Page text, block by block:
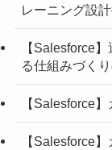
レーニング設
【Salesforce
る仕組みづく
【Salesforce
【Salesforce